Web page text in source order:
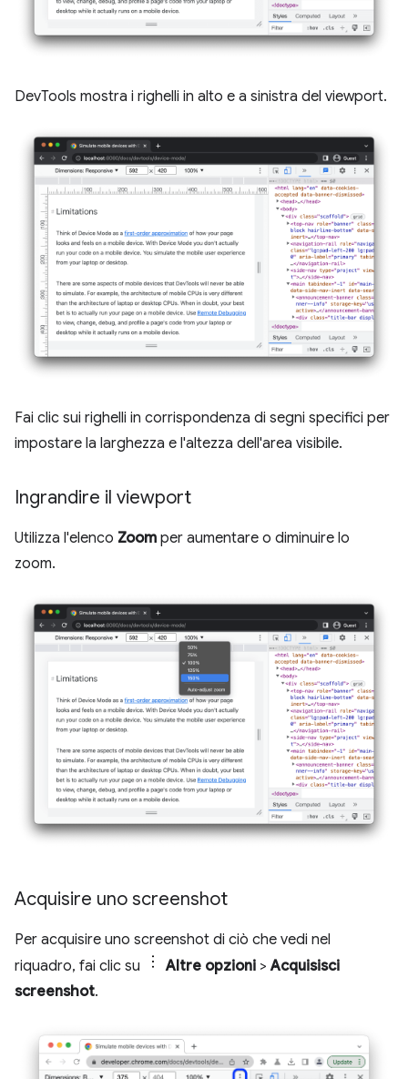
DevTools mostra i righelli in alto e a sinistra del viewport.
Fai clic sui righelli in corrispondenza di segni specifici per
impostare la larghezza e l'altezza dell'area visibile.
Ingrandire il viewport
Utilizza l'elenco Zoom per aumentare o diminuire lo
zoom.
Acquisire uno screenshot
Per acquisire uno screenshot di ciò che vedi nel
riquadro, fai clic su
Altre opzioni >Acquisisci
screenshot.